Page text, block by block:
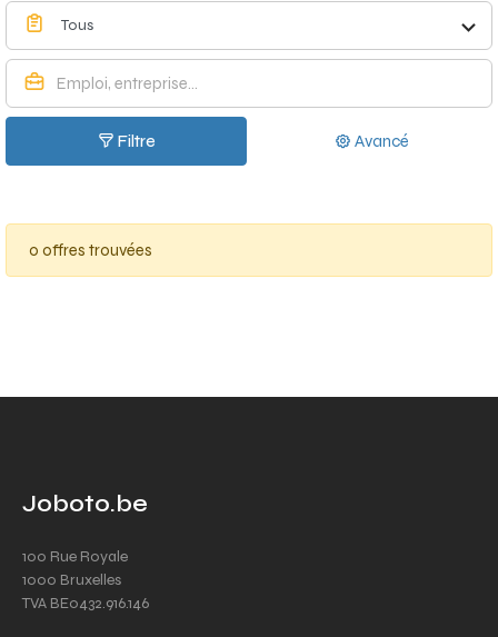
Tous
Filtre Avancé
0 offres trouvées
Joboto.be
100 Rue Royale
1000 Bruxelles
TVA BE0432.916.146